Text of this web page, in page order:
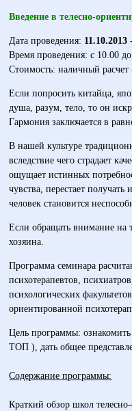
Введение в телесно-
Дата проведения: 11.10.2013
Время проведения: с 10.00
Стоимость: наличный
Если попросить китайца,
душа, разум, тело, то он
Гармония заключается в
В нашей культуре
вследствие чего страдает
ощущает истинных
чувства, перестает
человек становится
Если обращать внимание на
хозяина.
Программа семинара
психотерапевтов,
психологических
ориентированной
Цель программы:
ТОП ), дать общее
Содержание программы:
Краткий обзор школ